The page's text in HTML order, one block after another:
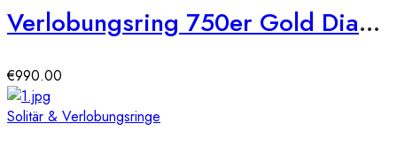
Verlobungsring 750er Gold Diamantring 0,150ct.Illusion Kreisfassung Solitärring Spannring
€990.00
Solitär & Verlobungsringe